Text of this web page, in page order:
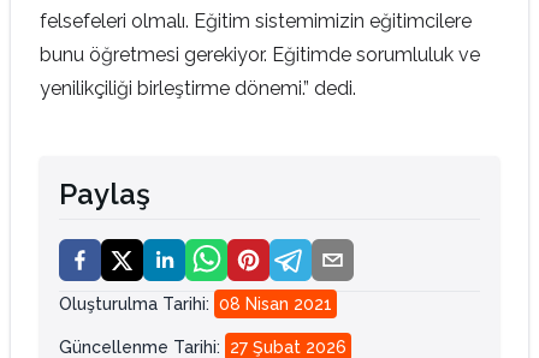
felsefeleri olmalı. Eğitim sistemimizin eğitimcilere
bunu öğretmesi gerekiyor. Eğitimde sorumluluk ve
yenilikçiliği birleştirme dönemi.” dedi.
Paylaş
Oluşturulma Tarihi: 08 Nisan 2021
Güncellenme Tarihi: 27 Şubat 2026